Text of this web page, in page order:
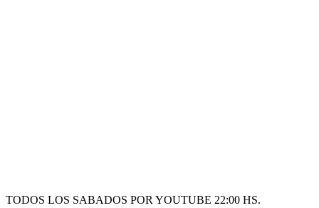
TODOS LOS SABADOS POR YOUTUBE 22:00 HS.